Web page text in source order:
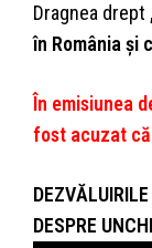
Dragnea drept
în România şi
În emisiunea
fost acuzat
DESPRE